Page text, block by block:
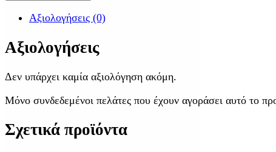
Αξιολογήσεις (0)
Αξιολογήσεις
Δεν υπάρχει καμία αξιολόγηση ακόμη.
Μόνο συνδεδεμένοι πελάτες που έχουν αγοράσει αυτό το
Σχετικά προϊόντα